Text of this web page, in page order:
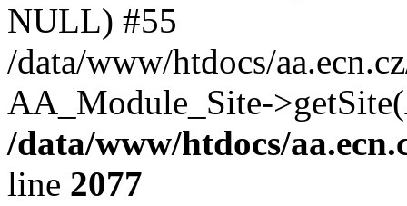
NULL) #55
/data/www/htdocs/
AA_Module_Site-
/data/www/htdocs/
line 2077